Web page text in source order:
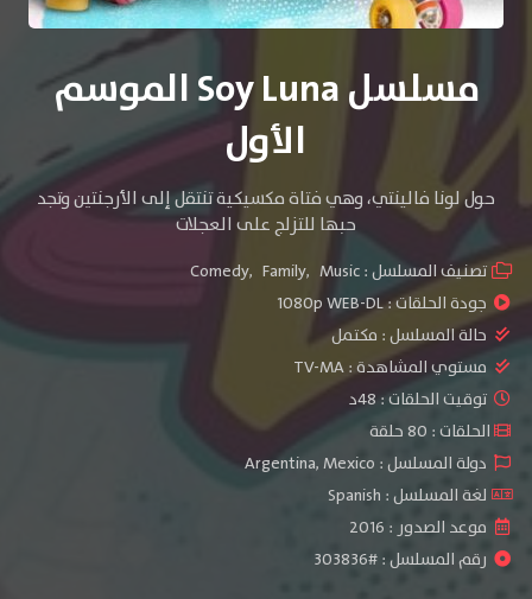
مسلسل Soy Luna الموسم
الأول
حول لونا فالينتي، وهي فتاة مكسيكية تنتقل إلى الأرجنتين وتجد
حبها للتزلج على العجلات
تصنيف المسلسل : Comedy, Family, Music
جودة الحلقات :1080p WEB-DL
حالة المسلسل : مكتمل
مستوي المشاهدة :TV-MA
توقيت الحلقات : 48د
الحلقات : 80 حلقة
دولة المسلسل : Argentina, Mexico
لغة المسلسل : Spanish
موعد الصدور : 2016
رقم المسلسل : #303836